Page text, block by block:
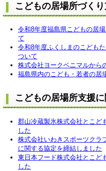
こどもの居場所づく
令和8年度福島県こどもの居
て
令和8年度ふくしまのこども
ついて
株式会社ヨークベニマルから
福島県内のこども・若者の居
こどもの居場所支援
郡山冷蔵製氷株式会社とこど
した
株式会社いわきスポーツクラ
に関する協定を締結しました
東日本フード株式会社とこど
した